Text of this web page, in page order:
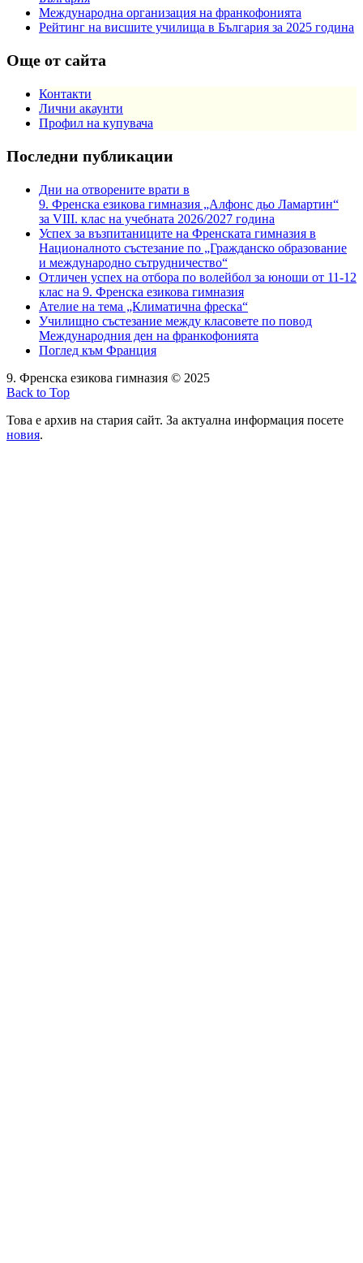
Международна организация на франкофонията
Рейтинг на висшите училища в България за 2025 година
Още от сайта
Контакти
Лични акаунти
Профил на купувача
Последни публикации
Дни на отворените врати в
9. Френска езикова гимназия „Алфонс дьо Ламартин“
за VIII. клас на учебната 2026/2027 година
Успех за възпитаниците на Френската гимназия в
Националното състезание по „Гражданско образование
и международно сътрудничество“
Отличен успех на отбора по волейбол за юноши от 11-12
клас на 9. Френска езикова гимназия
Ателие на тема „Климатична фреска“
Училищно състезание между класовете по повод
Международния ден на франкофонията
Поглед към Франция
9. Френска езикова гимназия © 2025
Back to Top
Това е архив на стария сайт. За актуална информация посете
новия.